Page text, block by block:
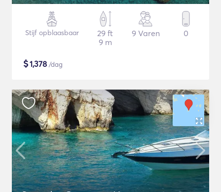
Stijf opblaasbaar
29 ft
9 m
9 Varen 0
$1,378 /dag